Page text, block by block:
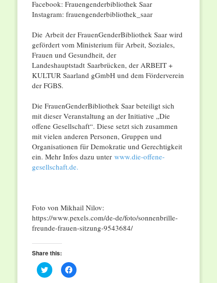
Facebook: Frauengenderbibliothek Saar
Instagram: frauengenderbibliothek_saar
Die Arbeit der FrauenGenderBibliothek Saar wird
gefördert vom Ministerium für Arbeit, Soziales,
Frauen und Gesundheit, der
Landeshauptstadt Saarbrücken, der ARBEIT +
KULTUR Saarland gGmbH und dem Förderverein
der FGBS.
Die FrauenGenderBibliothek Saar beteiligt sich
mit dieser Veranstaltung an der Initiative „Die
offene Gesellschaft“. Diese setzt sich zusammen
mit vielen anderen Personen, Gruppen und
Organisationen für Demokratie und Gerechtigkeit
ein. Mehr Infos dazu unter www.die-offene-
gesellschaft.de.
Foto von Mikhail Nilov:
https://www.pexels.com/de-de/foto/sonnenbrille-
freunde-frauen-sitzung-9543684/
Share this:
Click
to
Click
to